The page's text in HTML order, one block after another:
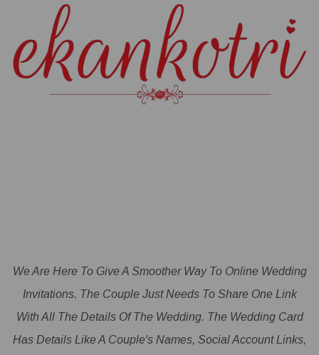
We Are Here To Give A Smoother Way To Online Wedding
Invitations. The Couple Just Needs To Share One Link
With All The Details Of The Wedding. The Wedding Card
Has Details Like A Couple's Names, Social Account Links,